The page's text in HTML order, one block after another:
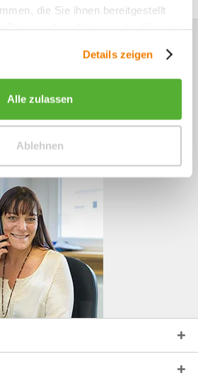
die Sie ihnen bereitgestellt
Details zeigen
Alle zulassen
Ablehnen
zu unseren
04
Mo - Do, 09:00 - 16:00 Uhr
und Fr, 09:00 - 13:00 Uhr